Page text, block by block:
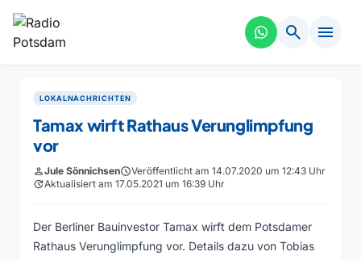
search menu
LOKALNACHRICHTEN
Tamax wirft Rathaus Verunglimpfung
vor
personJule SönnichsenscheduleVeröffentlicht am 14.07.2020 um 12:43 Uhr
updateAktualisiert am 17.05.2021 um 16:39 Uhr
Der Berliner Bauinvestor Tamax wirft dem Potsdamer
Rathaus Verunglimpfung vor. Details dazu von Tobias